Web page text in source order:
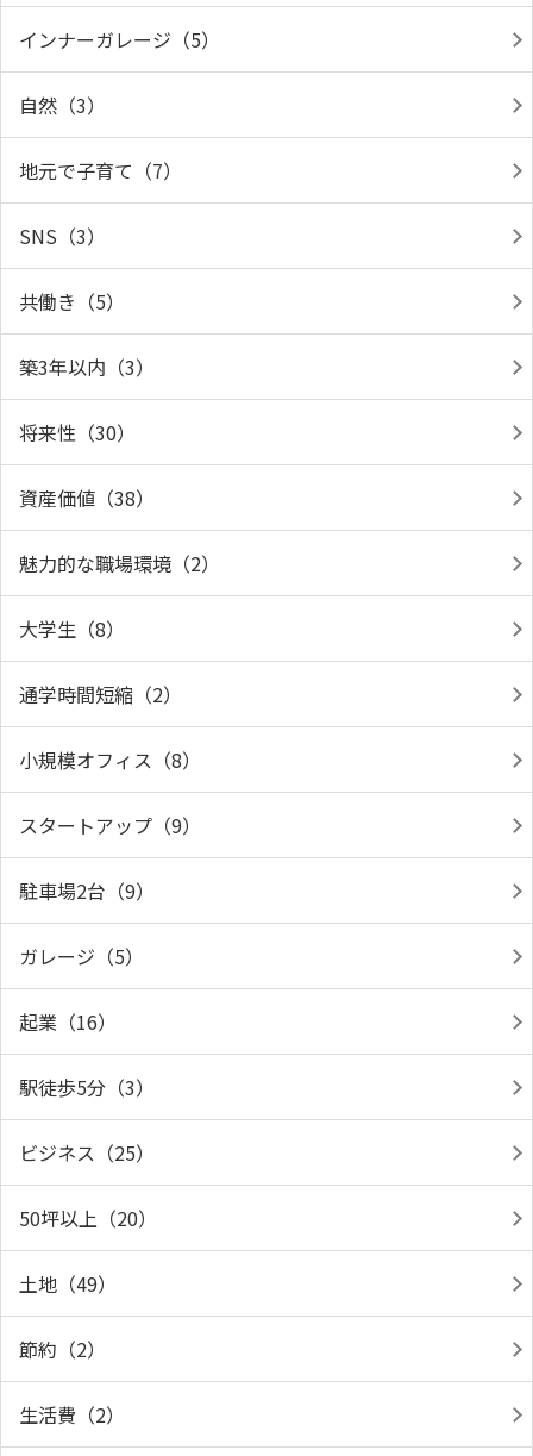
インナーガレージ（5）
自然（3）
地元で子育て（7）
SNS（3）
共働き（5）
築3年以内（3）
将来性（30）
資産価値（38）
魅力的な職場環境（2）
大学生（8）
通学時間短縮（2）
小規模オフィス（8）
スタートアップ（9）
駐車場2台（9）
ガレージ（5）
起業（16）
駅徒歩5分（3）
ビジネス（25）
50坪以上（20）
土地（49）
節約（2）
生活費（2）